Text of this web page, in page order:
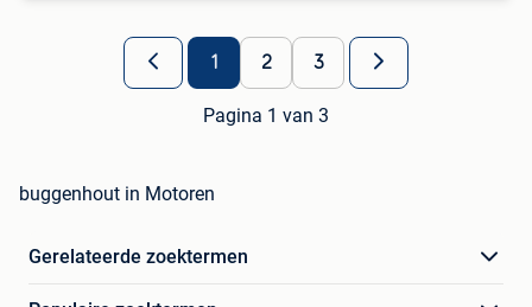
1 2 3
Pagina 1 van 3
buggenhout in Motoren
Gerelateerde zoektermen